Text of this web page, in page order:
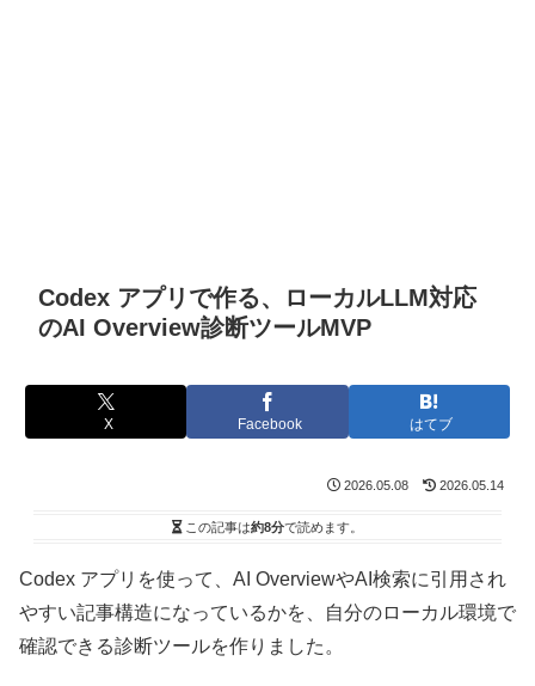
Codex アプリで作る、ローカルLLM対応
のAI Overview診断ツールMVP
X Facebook はてブ
2026.05.08 2026.05.14
この記事は約8分で読めます。
Codex アプリを使って、AI OverviewやAI検索に引用され
やすい記事構造になっているかを、自分のローカル環境で
確認できる診断ツールを作りました。